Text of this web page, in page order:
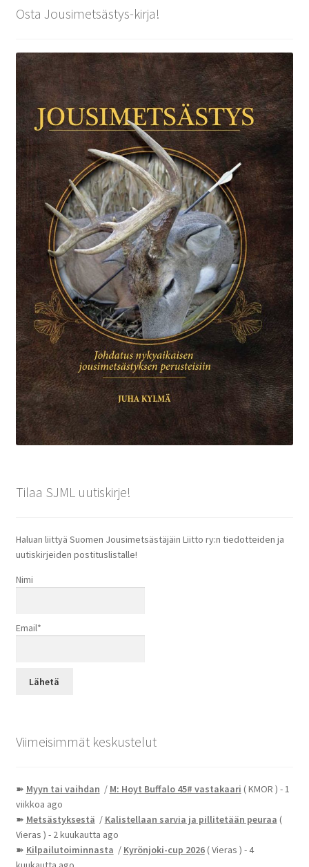
Osta Jousimetsästys-kirja!
Tilaa SJML uutiskirje!
Haluan liittyä Suomen Jousimetsästäjäin Liitto ry:n tiedotteiden ja
uutiskirjeiden postituslistalle!
Nimi
Email*
Viimeisimmät keskustelut
➽ Myyn tai vaihdan / M: Hoyt Buffalo 45# vastakaari ( KMOR ) - 1
viikkoa ago
➽ Metsästyksestä / Kalistellaan sarvia ja pillitetään peuraa (
Vieras ) - 2 kuukautta ago
➽ Kilpailutoiminnasta / Kyrönjoki-cup 2026( Vieras ) - 4